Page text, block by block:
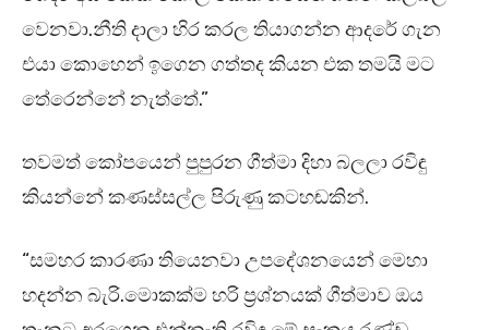
වෙනවා.නීති දාලා හිර කරල තියාගන්න ආදරේ ගැන
එයා කොහෙන් ඉගෙන ගත්තද කියන එක තමයි මට
තේරෙන්නේ නැත්තේ.”
තවමත් කෝපයෙන් පුපුරන ගීත්මා දිහා බලලා රවිඳු
කියන්නේ කණස්සල්ල පිරුණු කටහඬකින්.
“සමහර කාරණා තියෙනවා උපදේශනයෙන් මෙහා
හදන්න බැරි.මොකක්ම හරි ප්‍රශ්නයක් ගීත්මාව ඔය